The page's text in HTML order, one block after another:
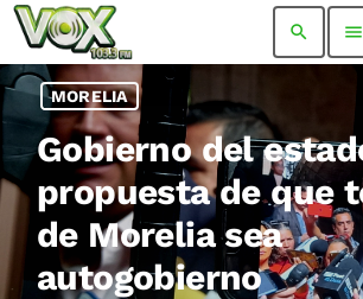
search menu
MORELIA
Gobierno del
propuesta de que
de Morelia sea
autogobierno